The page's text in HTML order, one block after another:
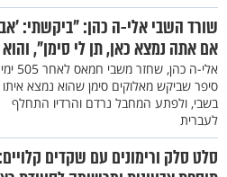
שורד השבי אלי-ה כהן: "ביקשתי:
אם אתה נמצא כאן, תן לי סימן", והוא
אלי-ה כהן, שחזר
סיפר שביקש מאלוקים סימן שהוא נמצא איתו
בשבי, ולפתע המחבל נרדם והרדיו התחלף
לעברית
סלט סלק ורימונים עם שקדים קלויים: